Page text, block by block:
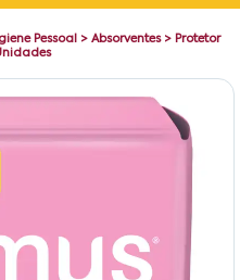
Bahia
Pernambuco
Pessoal > Absorventes> Protetor